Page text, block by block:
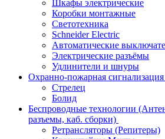
Шкафы электрические
Коробки монтажные
Светотехника
Schneider Electric
Автоматические
Электрические разъёмы
Удлинители и шнуры
Охранно-пожарная сигнализация
Стрелец
Болид
Беспроводные технологии
разъемы, каб. сборки)
Ретрансляторы (Репитеры)